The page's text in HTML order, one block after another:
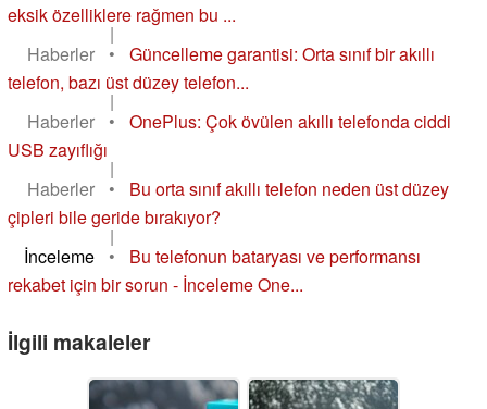
eksik özelliklere rağmen bu ...
|
Haberler
•
Güncelleme garantisi: Orta sınıf bir akıllı
telefon, bazı üst düzey telefon...
|
Haberler
•
OnePlus: Çok övülen akıllı telefonda ciddi
USB zayıflığı
|
Haberler
•
Bu orta sınıf akıllı telefon neden üst düzey
çipleri bile geride bırakıyor?
|
İnceleme
•
Bu telefonun bataryası ve performansı
rekabet için bir sorun - İnceleme One...
İlgili makaleler